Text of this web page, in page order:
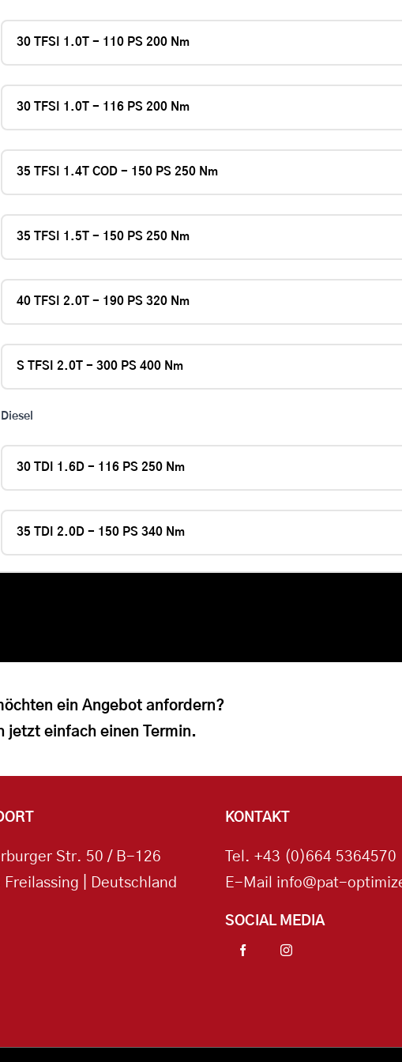
30 TFSI 1.0T - 110 PS 200 Nm
30 TFSI 1.0T - 116 PS 200 Nm
35 TFSI 1.4T COD - 150 PS 250 Nm
35 TFSI 1.5T - 150 PS 250 Nm
40 TFSI 2.0T - 190 PS 320 Nm
S TFSI 2.0T - 300 PS 400 Nm
Diesel
30 TDI 1.6D - 116 PS 250 Nm
35 TDI 2.0D - 150 PS 340 Nm
ein Angebot anfordern?
jetzt einfach einen Termin.
Str. 50 / B-126
Freilassing | Deutschland
KONTAKT
Tel.+43 (0)664 5364570
E-Mail info@pat-
SOCIAL MEDIA